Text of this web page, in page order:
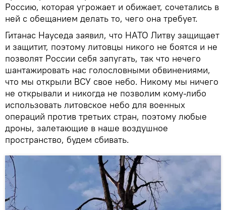
Россию, которая угрожает и обижает, сочетались в
ней с обещанием делать то, чего она требует.
Гитанас Науседа заявил, что НАТО Литву защищает
и защитит, поэтому литовцы никого не боятся и не
позволят России себя запугать, так что нечего
шантажировать нас голословными обвинениями,
что мы открыли ВСУ свое небо. Никому мы ничего
не открывали и никогда не позволим кому-либо
использовать литовское небо для военных
операций против третьих стран, поэтому любые
дроны, залетающие в наше воздушное
пространство, будем сбивать.